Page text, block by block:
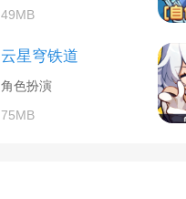
49MB
云星穹铁道
角色扮演
75MB